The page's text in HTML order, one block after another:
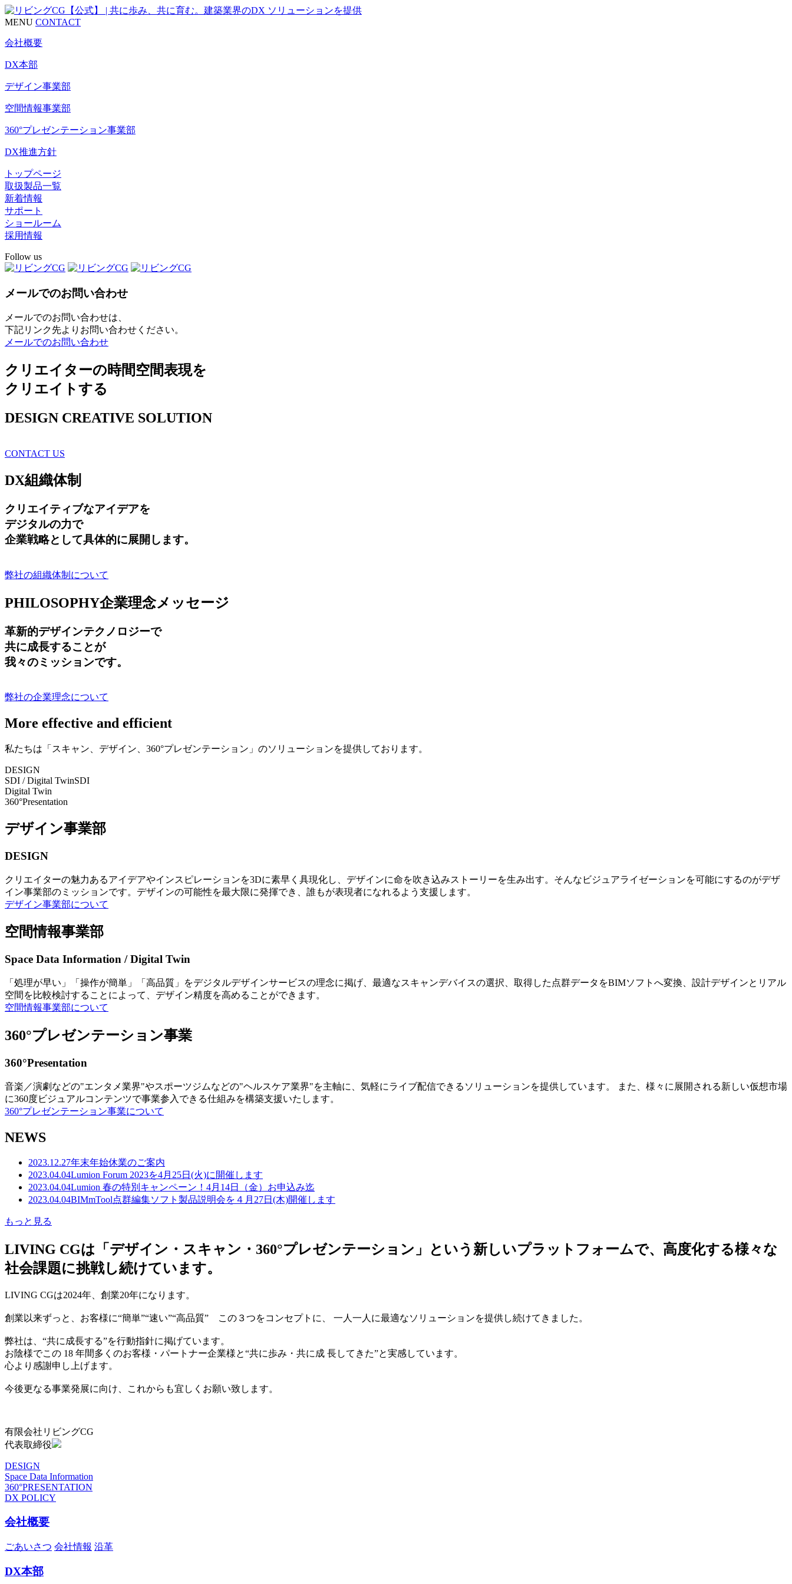
MENU CONTACT
会社概要
DX本部
デザイン事業部
空間情報事業部
360°プレゼンテーション事業部
DX推進方針
トップページ
取扱製品一覧
新着情報
サポート
ショールーム
採用情報
Follow us
メールでのお問い合わせ
メールでのお問い合わせは、
下記リンク先よりお問い合わせください。
メールでのお問い合わせ
クリエイターの時間空間表現を
クリエイトする
DESIGN CREATIVE SOLUTION
CONTACT US
DX組織体制
クリエイティブなアイデアを
デジタルの力で
企業戦略として具体的に展開します。
弊社の組織体制について
PHILOSOPHY企業理念メッセージ
革新的デザインテクノロジーで
共に成長することが
我々のミッションです。
弊社の企業理念について
More effective and efficient
私たちは「スキャン、デザイン、360°プレゼンテーション」のソリューションを提供しております。
DESIGN
SDI / Digital TwinSDI
Digital Twin
360°Presentation
デザイン事業部
DESIGN
クリエイターの魅力あるアイデアやインスピレーションを3Dに素早く具現化し、デザインに命を吹き込みストーリーを生み出す。そんなビジュアライゼーションを可能にするのがデザ
イン事業部のミッションです。デザインの可能性を最大限に発揮でき、誰もが表現者になれるよう支援します。
デザイン事業部について
空間情報事業部
Space Data Information / Digital Twin
「処理が早い」「操作が簡単」「高品質」をデジタルデザインサービスの理念に掲げ、最適なスキャンデバイスの選択、取得した点群データをBIMソフトへ変換、設計デザインとリアル
空間を比較検討することによって、デザイン精度を高めることができます。
空間情報事業部について
360°プレゼンテーション事業
360°Presentation
音楽／演劇などの"エンタメ業界"やスポーツジムなどの"ヘルスケア業界"を主軸に、気軽にライブ配信できるソリューションを提供しています。 また、様々に展開される新しい仮想市場
に360度ビジュアルコンテンツで事業参入できる仕組みを構築支援いたします。
360°プレゼンテーション事業について
NEWS
2023.12.27年末年始休業のご案内
2023.04.04Lumion Forum 2023を4月25日(火)に開催します
2023.04.04Lumion 春の特別キャンペーン！4月14日（金）お申込み迄
2023.04.04BIMmTool点群編集ソフト製品説明会を４月27日(木)開催します
もっと見る
LIVING CGは「デザイン・スキャン・360°プレゼンテーション」という新しいプラットフォームで、高度化する様々な
社会課題に挑戦し続けています。
LIVING CGは2024年、創業20年になります。
創業以来ずっと、お客様に“簡単”“速い”“高品質” この３つをコンセプトに、 一人一人に最適なソリューションを提供し続けてきました。
弊社は、“共に成長する”を行動指針に掲げています。
お陰様でこの 18 年間多くのお客様・パートナー企業様と“共に歩み・共に成 長してきた”と実感しています。
心より感謝申し上げます。
今後更なる事業発展に向け、これからも宜しくお願い致します。
有限会社リビングCG
代表取締役
DESIGN
Space Data Information
360°PRESENTATION
DX POLICY
会社概要
ごあいさつ 会社情報 沿革
DX本部